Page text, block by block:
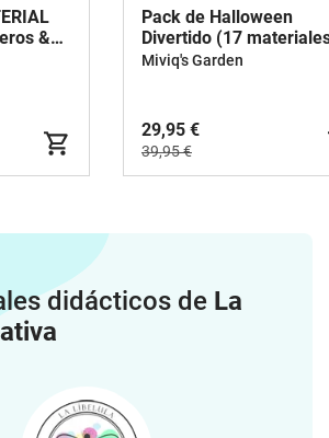
&
Pack de Halloween
Divertido (17
352 páginas)
Miviq's Garden
29,95 €
39,95 €
didácticos de La